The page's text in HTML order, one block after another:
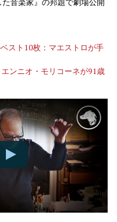
スト10枚：マエストロが手
ンニオ・モリコーネが91歳